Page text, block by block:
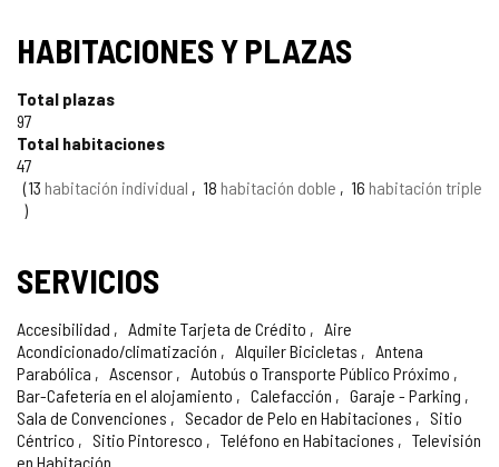
cuadernos
HABITACIONES Y PLAZAS
Total plazas
97
Total habitaciones
47
13 habitación individual 18 habitación doble 16 habitación triple
SERVICIOS
Accesibilidad Admite Tarjeta de Crédito
Aire
Acondicionado/climatización
Alquiler Bicicletas
Antena
Parabólica
Ascensor
Autobús o Transporte Público Próximo
Bar-Cafetería en el alojamiento
Calefacción
Garaje - Parking
Sala de Convenciones
Secador de Pelo en Habitaciones
Sitio
Céntrico
Sitio Pintoresco Teléfono en Habitaciones
Televisión
en Habitación